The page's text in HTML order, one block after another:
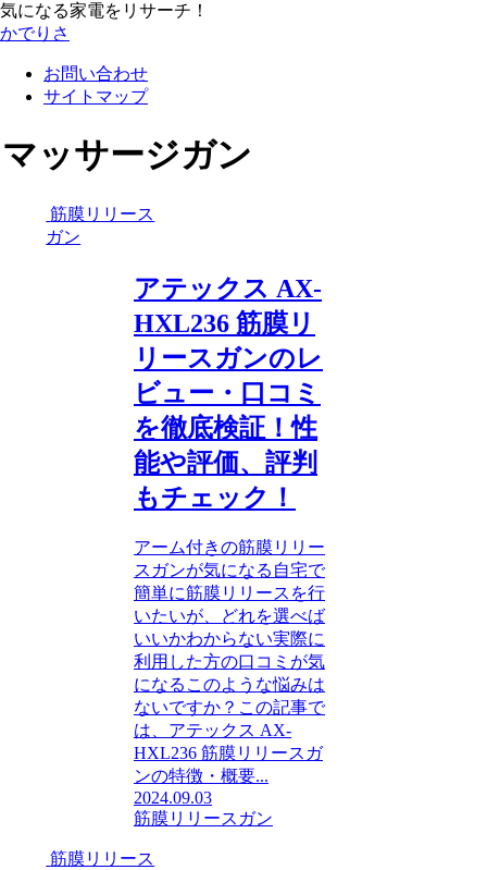
気になる家電をリサーチ！
かでりさ
お問い合わせ
サイトマップ
マッサージガン
筋膜リリース
ガン
アテックス AX-
HXL236 筋膜リ
リースガンのレ
ビュー・口コミ
を徹底検証！性
能や評価、評判
もチェック！
アーム付きの筋膜リリー
スガンが気になる自宅で
簡単に筋膜リリースを行
いたいが、どれを選べば
いいかわからない実際に
利用した方の口コミが気
になるこのような悩みは
ないですか？この記事で
は、アテックス AX-
HXL236 筋膜リリースガ
ンの特徴・概要...
2024.09.03
筋膜リリースガン
筋膜リリース